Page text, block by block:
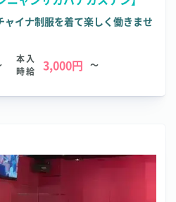
イナ制服を着て楽しく働きませ
本入
時給
3,000円 ～